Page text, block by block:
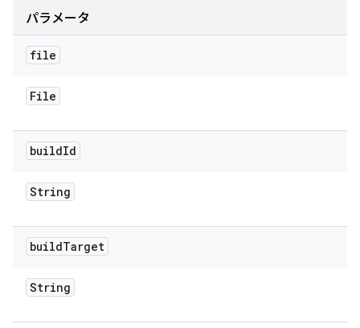
パラメータ
file
File
buildId
String
buildTarget
String